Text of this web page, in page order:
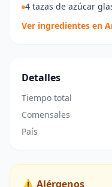
4 tazas de azúcar
Ver ingredientes en
Detalles
Tiempo total
Comensales
País
⚠️ Alérgenos